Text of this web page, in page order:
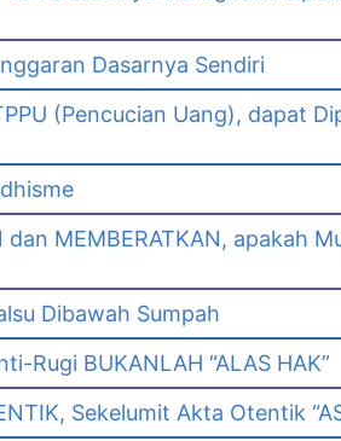
Dasarnya Sendiri
(Pencucian Uang), dapat
MEMBERATKAN, apakah
Dibawah Sumpah
Rugi BUKANLAH “ALAS HAK”
Sekelumit Akta Otentik